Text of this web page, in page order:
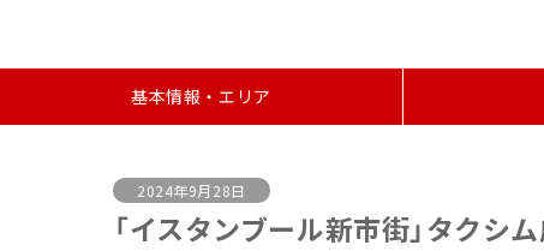
基本情報・エリア
2024年9月28日
「イスタンブール新市街」タクシ